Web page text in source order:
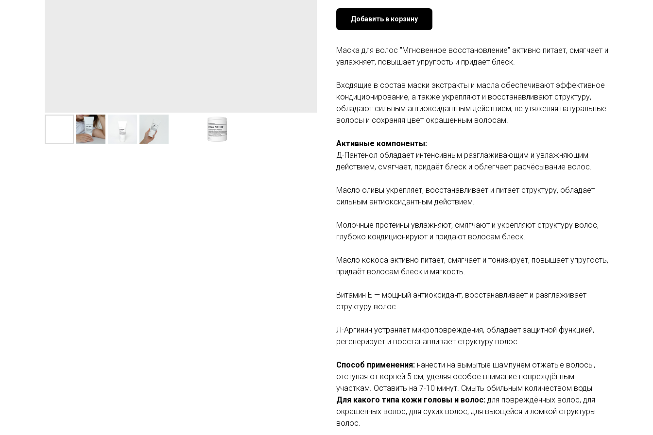
Добавить в корзину
Маска для волос "Мгновенное восстановление" активно питает, смягчает и
увлажняет, повышает упругость и придаёт блеск.
Входящие в состав маски экстракты и масла обеспечивают эффективное
кондиционирование, а также укрепляют и восстанавливают структуру,
обладают сильным антиоксидантным действием, не утяжеляя натуральные
волосы и сохраняя цвет окрашенным волосам.
Активные компоненты:
Д-Пантенол обладает интенсивным разглаживающим и увлажняющим
действием, смягчает, придаёт блеск и облегчает расчёсывание волос.
Масло оливы укрепляет, восстанавливает и питает структуру, обладает
сильным антиоксидантным действием.
Молочные протеины увлажняют, смягчают и укрепляют структуру волос,
глубоко кондиционируют и придают волосам блеск.
Масло кокоса активно питает, смягчает и тонизирует, повышает упругость,
придаёт волосам блеск и мягкость.
Витамин Е — мощный антиоксидант, восстанавливает и разглаживает
структуру волос.
Л-Аргинин устраняет микроповреждения, обладает защитной функцией,
регенерирует и восстанавливает структуру волос.
Способ применения: нанести на вымытые шампунем отжатые волосы,
отступая от корней 5 см, уделяя особое внимание повреждённым
участкам. Оставить на 7-10 минут. Смыть обильным количеством воды
Для какого типа кожи головы и волос: для повреждённых волос, для
окрашенных волос, для сухих волос, для вьющейся и ломкой структуры
волос.